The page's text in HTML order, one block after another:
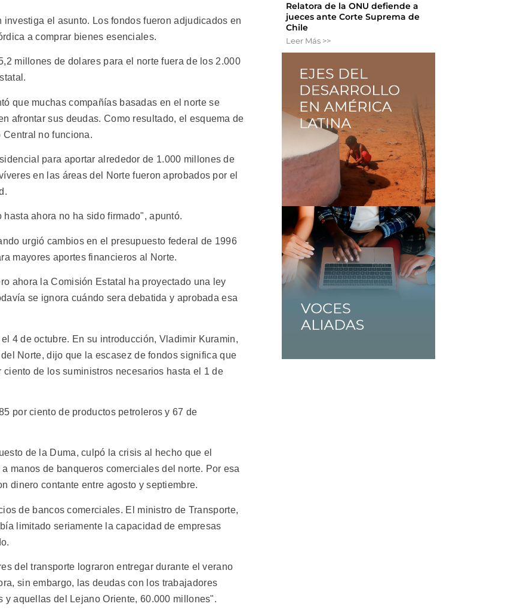
el asunto. Los fondos fueron adjudicados en
a comprar bienes esenciales.
millones de dolares para el norte fuera de los 2.000
que muchas compañías basadas en el norte se
afrontar sus deudas. Como resultado, el esquema de
no funciona.
para aportar alrededor de 1.000 millones de
en las áreas del Norte fueron aprobados por el
ahora no ha sido firmado", apuntó.
urgió cambios en el presupuesto federal de 1996
mayores aportes financieros al Norte.
ahora la Comisión Estatal ha proyectado una ley
se ignora cuándo sera debatida y aprobada esa
4 de octubre. En su introducción, Vladimir Kuramin,
Norte, dijo que la escasez de fondos significa que
de los suministros necesarios hasta el 1 de
por ciento de productos petroleros y 67 de
de la Duma, culpó la crisis al hecho que el
manos de banqueros comerciales del norte. Por esa
dinero contante entre agosto y septiembre.
de bancos comerciales. El ministro de Transporte,
limitado seriamente la capacidad de empresas
del transporte lograron entregar durante el verano
sin embargo, las deudas con los trabajadores
aquellas del Lejano Oriente, 60.000 millones".
Relatora de la ONU defiende a
jueces ante Corte Suprema de
Chile
Leer Más >>